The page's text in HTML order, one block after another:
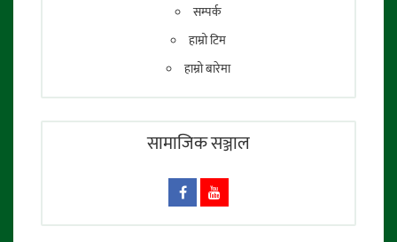
सम्पर्क
हाम्रो टिम
हाम्रो बारेमा
सामाजिक सञ्जाल